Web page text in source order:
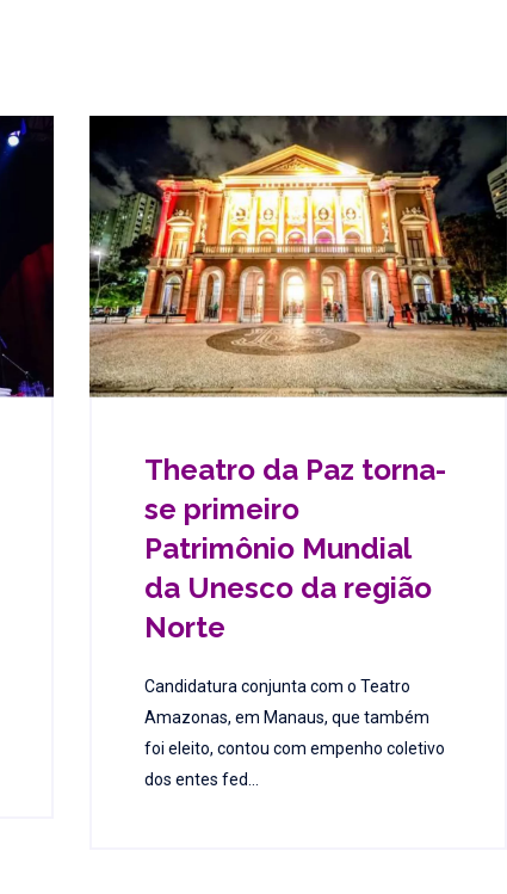
Theatro da Paz torna-
se primeiro
Patrimônio Mundial
da Unesco da região
Norte
Candidatura conjunta com o Teatro
Amazonas, em Manaus, que também
foi eleito, contou com empenho coletivo
dos entes fed...